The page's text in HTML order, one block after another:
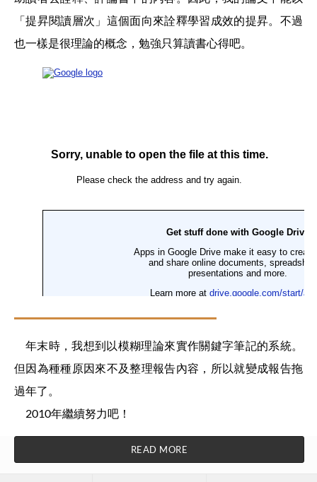
「提昇閱讀層次」這個面向來詮釋學習成效的提昇。不過
也一樣是很理論的概念，勉強只算讀書心得吧。
年末時，我想到以模糊理論來實作關鍵字筆記的系統。
但因為種種原因來不及整理報告內容，所以就變成報告拖
過年了。
2010年繼續努力吧！
READ MORE